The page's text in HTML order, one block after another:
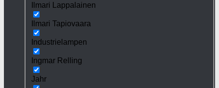
Ilmari Lappalainen
Ilmari Tapiovaara
Industrielampen
Ingmar Relling
Jahr